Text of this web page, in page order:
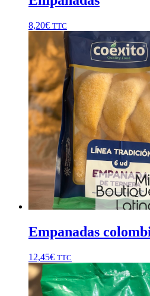
8,20€ TTC
Empanadas
12,45€ TTC